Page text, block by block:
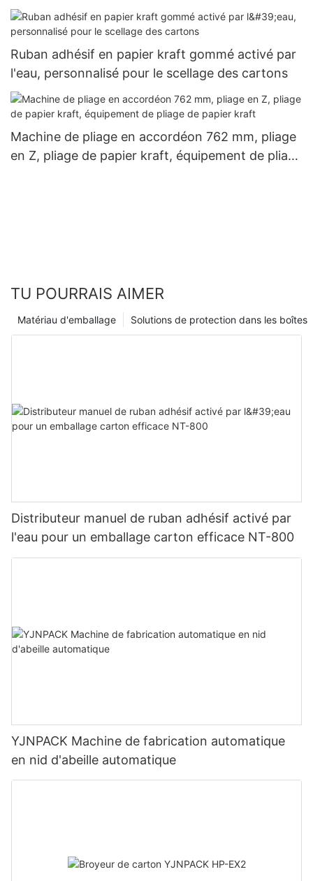
Ruban adhésif en papier kraft gommé activé par
l'eau, personnalisé pour le scellage des cartons
Machine de pliage en accordéon 762 mm, pliage
en Z, pliage de papier kraft, équipement de pliage
TU POURRAIS AIMER
Solutions de protection dans les boîtes
Matériau d'emballage
Distributeur manuel de ruban adhésif activé par
l'eau pour un emballage carton efficace NT-800
YJNPACK Machine de fabrication automatique
en nid d'abeille automatique